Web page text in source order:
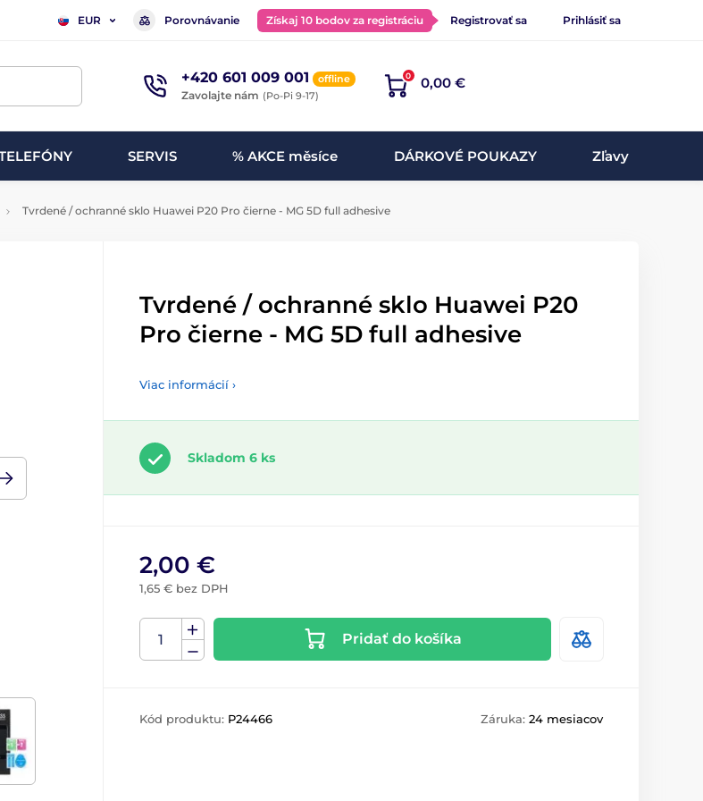
EUR Porovnávanie Získaj 10 bodov za registráciu Registrovať sa Prihlásiť sa
+420 601 009 001 offline
Zavolajte nám (Po-Pi 9-17)
0 0,00 €
SERVIS % AKCE měsíce DÁRKOVÉ POUKAZY Zľavy
Tvrdené / ochranné sklo Huawei P20 Pro čierne - MG 5D full adhesive
Tvrdené / ochranné sklo Huawei P20
Pro čierne - MG 5D full adhesive
Viac informácií ›
Skladom 6 ks
2,00 €
1,65 € bez DPH
Pridať do košíka
Kód produktu: P24466 Záruka: 24 mesiacov